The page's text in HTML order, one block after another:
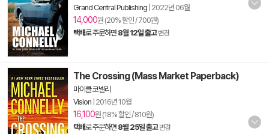
Grand Central Publishing 2022년 06월
14,000원 (20% 할인 / 700원)
택배로 주문하면 8월 12일 출고 변경
The Crossing (Mass Market Paperback)
마이클 코넬리
Vision 2016년 10월
16,100원 (18% 할인 / 810원)
택배로 주문하면 8월 25일 출고 변경